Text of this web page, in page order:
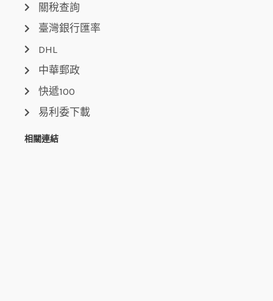
關稅查詢
臺灣銀行匯率
DHL
中華郵政
快遞100
易利委下載
相關連結